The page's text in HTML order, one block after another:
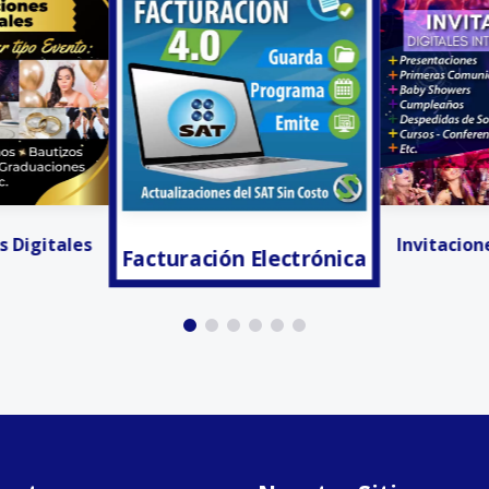
Invitaciones Digitales ¡Ya lo